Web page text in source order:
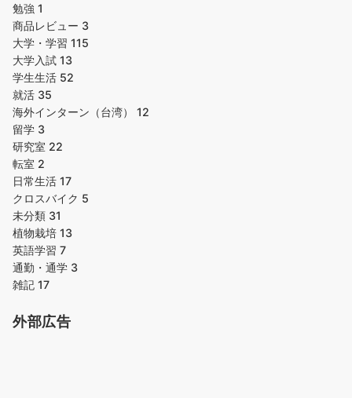
勉強 1
商品レビュー 3
大学・学習 115
大学入試 13
学生生活 52
就活 35
海外インターン（台湾） 12
留学 3
研究室 22
転室 2
日常生活 17
クロスバイク 5
未分類 31
植物栽培 13
英語学習 7
通勤・通学 3
雑記 17
外部広告